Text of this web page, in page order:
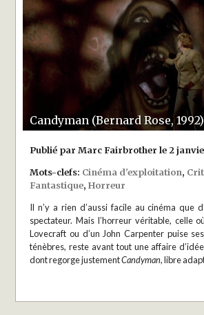
Candyman (Bernard Rose, 1992)
Publié par Marc Fairbrother le 2
Mots-clefs: Cinéma d'exploitation,
Fantastique,Horreur
Il n’y a rien d’aussi facile au cinéma que
spectateur. Mais l’horreur véritable, celle
Lovecraft ou d’un John Carpenter puise
ténèbres, reste avant tout une affaire
dont regorge justementCandyman, libre